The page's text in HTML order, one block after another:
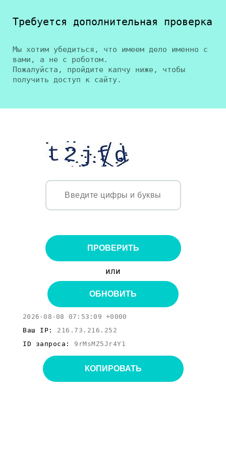
Требуется дополнительная проверка
Мы хотим убедиться, что имеем дело именно с
вами, а не с роботом.
Пожалуйста, пройдите капчу ниже, чтобы
получить доступ к сайту.
ПРОВЕРИТЬ
или
ОБНОВИТЬ
2026-08-08 07:53:09 +0000
Ваш IP: 216.73.216.252
ID запроса: 9rMsMZ5Jr4Y1
КОПИРОВАТЬ